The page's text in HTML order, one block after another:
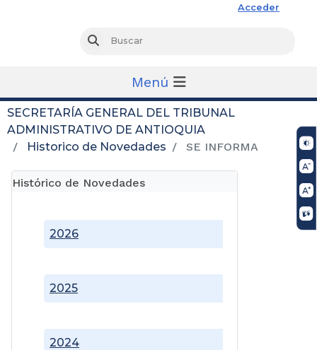
Acceder
Buscar
Menú
SECRETARÍA GENERAL DEL TRIBUNAL
ADMINISTRATIVO DE ANTIOQUIA
Historico de Novedades
SE INFORMA
Histórico de Novedades
2024
2025
2026